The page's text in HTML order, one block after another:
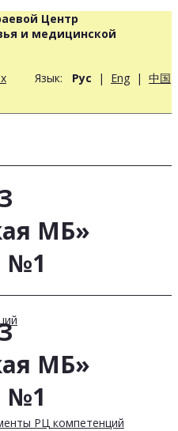
Центр
и медицинской
Язык: Рус | Eng | 中国
РЦ компетенций
МБ»
№1
МБ»
№1